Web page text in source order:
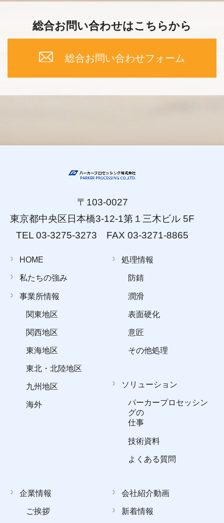
総合お問い合わせはこちらから
総合お問い合わせフォーム
〒103-0027
東京都中央区日本橋3-12-1第１三木ビル 5F
TEL 03-3275-3273 FAX 03-3271-8865
HOME
私たちの強み
事業所情報
関東地区
関西地区
東海地区
東北・北陸地区
九州地区
海外
処理情報
防錆
潤滑
表面硬化
意匠
その他処理
ソリューション
パーカープロセッシン
グの
仕事
技術資料
よくある質問
企業情報
ご挨拶
会社紹介動画
新着情報